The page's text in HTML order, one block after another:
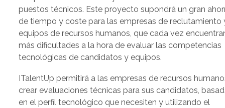
puestos técnicos. Este proyecto supondrá un gran
de tiempo y coste para las empresas de reclutamiento
equipos de recursos humanos, que cada vez
más dificultades a la hora de evaluar las competencias
tecnológicas de candidatos y equipos.
ITalentUp permitirá a las empresas de recursos
crear evaluaciones técnicas para sus candidatos,
en el perfil tecnológico que necesiten y utilizando el